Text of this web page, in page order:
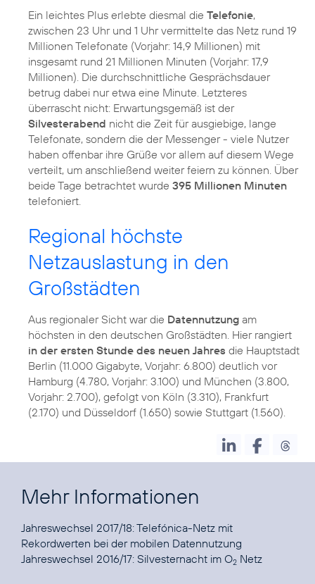
Ein leichtes Plus erlebte diesmal die Telefonie,
zwischen 23 Uhr und 1 Uhr vermittelte das Netz rund 19
Millionen Telefonate (Vorjahr: 14,9 Millionen) mit
insgesamt rund 21 Millionen Minuten (Vorjahr: 17,9
Millionen). Die durchschnittliche Gesprächsdauer
betrug dabei nur etwa eine Minute. Letzteres
überrascht nicht: Erwartungsgemäß ist der
Silvesterabend nicht die Zeit für ausgiebige, lange
Telefonate, sondern die der Messenger - viele Nutzer
haben offenbar ihre Grüße vor allem auf diesem Wege
verteilt, um anschließend weiter feiern zu können. Über
beide Tage betrachtet wurde 395 Millionen Minuten
telefoniert.
Regional höchste
Netzauslastung in den
Großstädten
Aus regionaler Sicht war die Datennutzung am
höchsten in den deutschen Großstädten. Hier rangiert
in der ersten Stunde des neuen Jahres die Hauptstadt
Berlin (11.000 Gigabyte, Vorjahr: 6.800) deutlich vor
Hamburg (4.780, Vorjahr: 3.100) und München (3.800,
Vorjahr: 2.700), gefolgt von Köln (3.310), Frankfurt
(2.170) und Düsseldorf (1.650) sowie Stuttgart (1.560).
Mehr Informationen
Jahreswechsel 2017/18:Telefónica-Netz mit
Rekordwerten bei der mobilen Datennutzung
Jahreswechsel 2016/17: Silvesternacht im O2 Netz